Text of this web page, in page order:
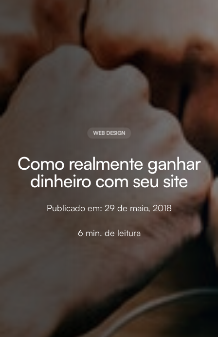
WEB DESIGN
Como realmente ganhar
dinheiro com seu site
Publicado em: 29 de maio, 2018
6 min. de leitura